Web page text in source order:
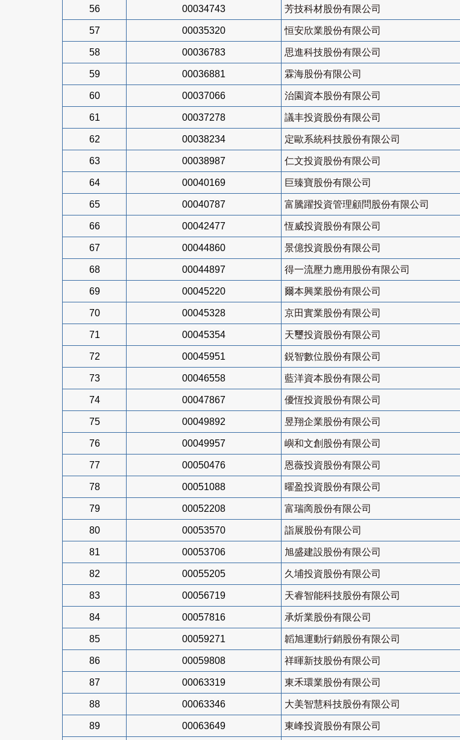
56 00034743 芳技科材股份有限公司
57 00035320 恒安欣業股份有限公司
58 00036783 思進科技股份有限公司
59 00036881 霖海股份有限公司
60 00037066 治園資本股份有限公司
61 00037278 議丰投資股份有限公司
62 00038234 定歐系統科技股份有限公司
63 00038987 仁文投資股份有限公司
64 00040169 巨臻寶股份有限公司
65 00040787 富騰躍投資管理顧問股份有限公司
66 00042477 恆威投資股份有限公司
67 00044860 景億投資股份有限公司
68 00044897 得一流壓力應用股份有限公司
69 00045220 爾本興業股份有限公司
70 00045328 京田實業股份有限公司
71 00045354 天璽投資股份有限公司
72 00045951 鋭智數位股份有限公司
73 00046558 藍洋資本股份有限公司
74 00047867 優恆投資股份有限公司
75 00049892 昱翔企業股份有限公司
76 00049957 嶼和文創股份有限公司
77 00050476 恩薇投資股份有限公司
78 00051088 曜盈投資股份有限公司
79 00052208 富瑞啇股份有限公司
80 00053570 詣展股份有限公司
81 00053706 旭盛建設股份有限公司
82 00055205 久埔投資股份有限公司
83 00056719 天睿智能科技股份有限公司
84 00057816 承炘業股份有限公司
85 00059271 韜旭運動行銷股份有限公司
86 00059808 祥暉新技股份有限公司
87 00063319 東禾環業股份有限公司
88 00063346 大美智慧科技股份有限公司
89 00063649 東峰投資股份有限公司